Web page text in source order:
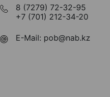
8 (7279) 72-32-95
+7 (701) 212-34-20
E-Mail: pob@nab.kz